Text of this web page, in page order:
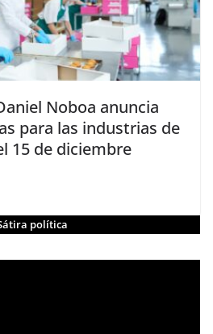
Noboa anuncia
para las industrias de
15 de diciembre
política